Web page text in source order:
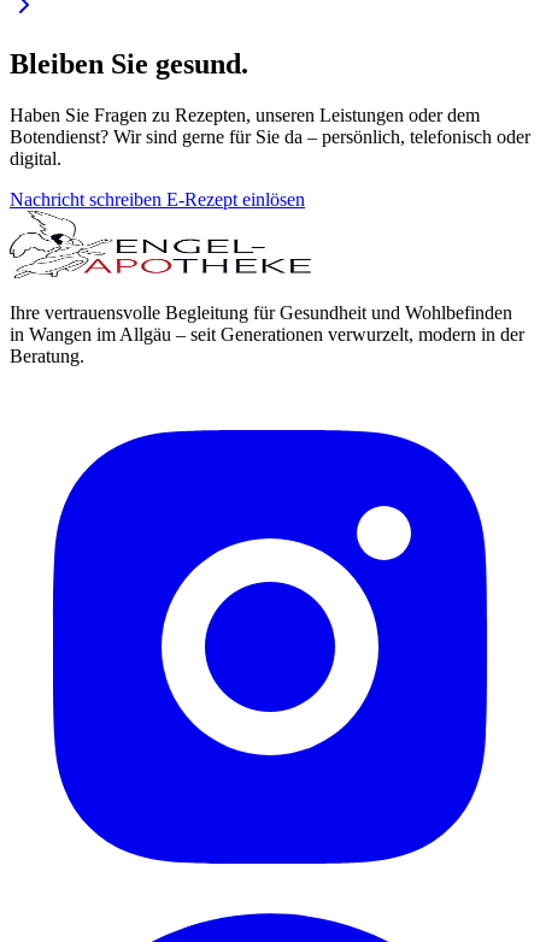
Bleiben Sie gesund.
Haben Sie Fragen zu Rezepten, unseren Leistungen oder dem
Botendienst? Wir sind gerne für Sie da – persönlich, telefonisch oder
digital.
Nachricht schreiben E-Rezept einlösen
Ihre vertrauensvolle Begleitung für Gesundheit und Wohlbefinden
in Wangen im Allgäu – seit Generationen verwurzelt, modern in der
Beratung.